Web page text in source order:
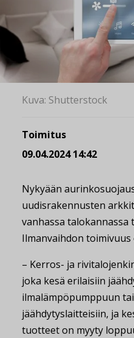
Kuva: Shutterstock
Toimitus
09.04.2024 14:42
Nykyään
uudisrakennusten
vanhassa talokannassa
Ilmanvaihdon
– Kerros- ja
joka kesä erilaisiin
ilmalämpöpumppuun
jäähdytyslaitteisiin, ja
tuotteet on myyty